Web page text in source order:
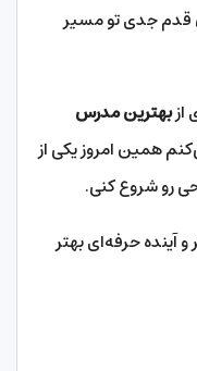
قدم جدی تو مسیر
ازبهترین مدرس
همین امروز یکی از
رو شروع کنی.
آینده حرفه‌ای بهتر